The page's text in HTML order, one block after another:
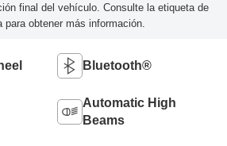
final del vehículo. Consulte la etiqueta de
para obtener más información.
Bluetooth®
Automatic High
Beams